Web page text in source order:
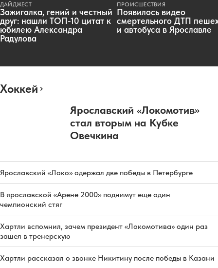
ДАЙДЖЕСТ
Зажигалка, гений и честный
друг: нашли ТОП-10 цитат к
юбилею Александра
Радулова
ПРОИСШЕСТВИЯ
Появилось видео
смертельного ДТП
и автобуса в Ярославле
Хоккей
Ярославский «Локомотив»
стал вторым на Кубке
Овечкина
Ярославский «Локо» одержал две победы в Петербурге
В ярославской «Арене 2000» поднимут еще один
чемпионский стяг
Хартли вспомнил, зачем президент «Локомотива» один раз
зашел в тренерскую
Хартли рассказал о звонке Никитину после победы в Казани